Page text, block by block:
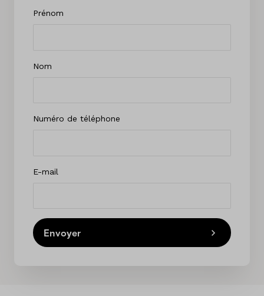
Prénom
Nom
Numéro de téléphone
E-mail
Envoyer